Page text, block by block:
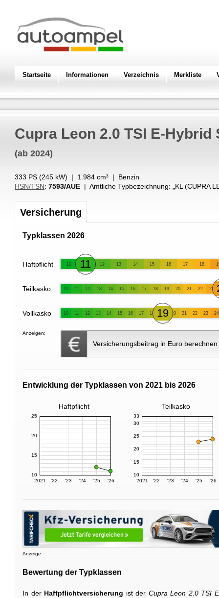
Startseite Informationen Verzeichnis Merkliste
Cupra Leon 2.0 TSI E-
(ab 2024)
333 PS (245 kW) | 1.984 cm³ | Benzin
HSN/TSN: 7593/AUE | Amtliche Typbezeichnung: „ KL (CUPRA
Versicherung
Typklassen 2026
Haftpflicht 10 11 12 13 14 15 16 17 18
Teilkasko 10 11 12 13 14 15 16 17 18 19 20 21 22 23
Vollkasko 10 11 12 13 14 15 16 17 18 19 20 21 22 23 24
Anzeigen:
Versicherungsbeitrag in Euro berechnen
Entwicklung der Typklassen von 2021 bis 2026
Haftpflicht Teilkasko
2021 '22 '23 '24 '25 '26
10
15
20
25
2021 '22 '23 '24 '25 '26
10
15
20
25
30
33
Anzeige
Bewertung der Typklassen
In der Haftpflichtversicherung ist der Cupra Leon 2.0 TSI